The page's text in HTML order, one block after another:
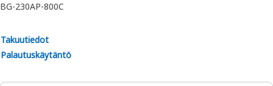
BG-230AP-800C
Takuutiedot
Palautuskäytäntö